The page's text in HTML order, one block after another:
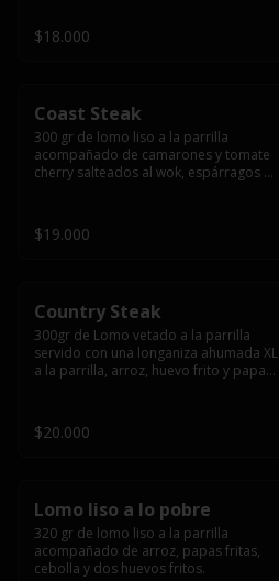
$18.000
Coast Steak
300 gr de lomo liso a la parrilla
acompañado de camarones y tomate
cherry salteados al wok, espárragos
$19.000
Country Steak
300gr de Lomo vetado a la parrilla
servido con una longaniza ahumada XL
a la parrilla, arroz, huevo frito y papas
$20.000
Lomo liso a lo pobre
320 gr de lomo liso a la parrilla
acompañado de arroz, papas fritas,
cebolla y dos huevos fritos.